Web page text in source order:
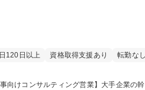
120日以上 資格取得支援あり 転勤なし